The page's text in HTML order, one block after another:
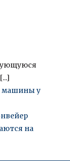
машины у
на